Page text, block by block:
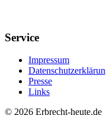
Service
Impressum
Presse
Links
© 2026 Erbrecht-heute.de